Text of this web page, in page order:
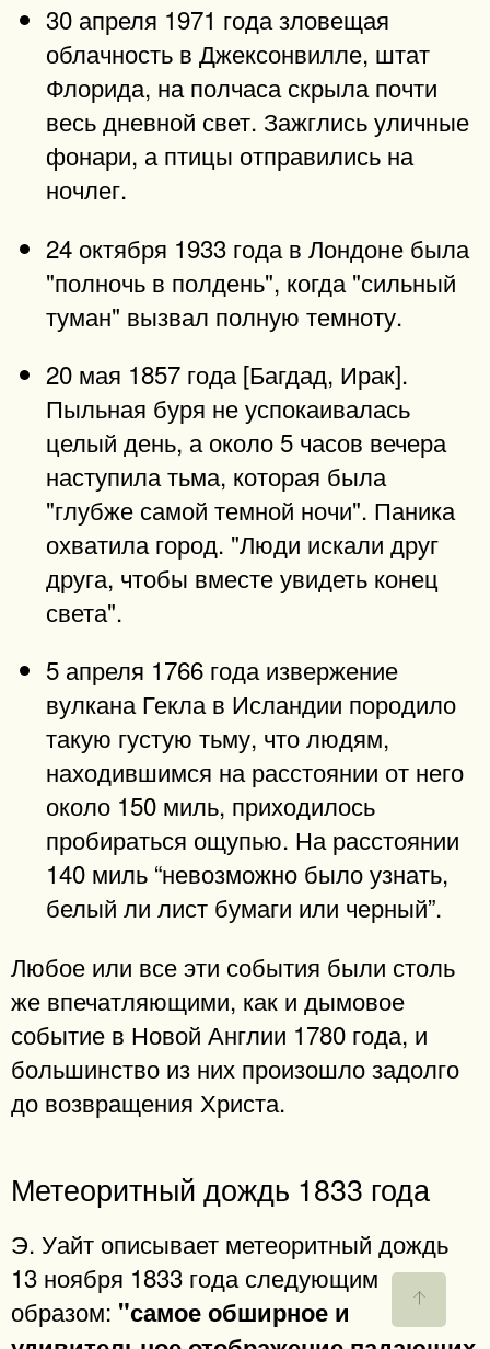
30 апреля 1971 года зловещая
облачность в Джексонвилле, штат
Флорида, на полчаса скрыла почти
весь дневной свет. Зажглись уличные
фонари, а птицы отправились на
ночлег.
24 октября 1933 года в Лондоне была
"полночь в полдень", когда "сильный
туман" вызвал полную темноту.
20 мая 1857 года [Багдад, Ирак].
Пыльная буря не успокаивалась
целый день, а около 5 часов вечера
наступила тьма, которая была
"глубже самой темной ночи". Паника
охватила город. "Люди искали друг
друга, чтобы вместе увидеть конец
света".
5 апреля 1766 года извержение
вулкана Гекла в Исландии породило
такую густую тьму, что людям,
находившимся на расстоянии от него
около 150 миль, приходилось
пробираться ощупью. На расстоянии
140 миль “невозможно было узнать,
белый ли лист бумаги или черный”.
Любое или все эти события были столь
же впечатляющими, как и дымовое
событие в Новой Англии 1780 года, и
большинство из них произошло задолго
до возвращения Христа.
Метеоритный дождь 1833 года
Э. Уайт описывает метеоритный дождь
13 ноября 1833 года следующим
образом: "самое обширное и